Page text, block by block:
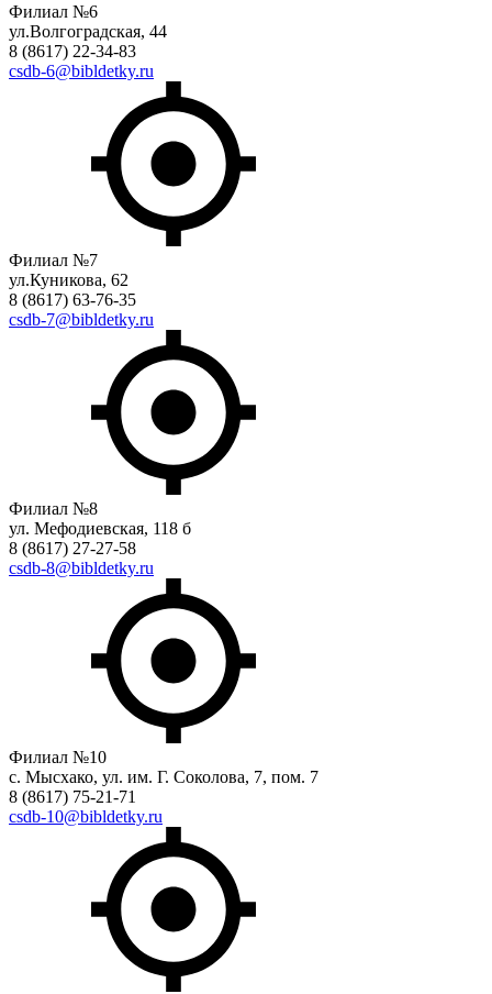
Филиал №6
ул.Волгоградская, 44
8 (8617) 22-34-83
csdb-6@bibldetky.ru
Филиал №7
ул.Куникова, 62
8 (8617) 63-76-35
csdb-7@bibldetky.ru
Филиал №8
ул. Мефодиевская, 118 б
8 (8617) 27-27-58
csdb-8@bibldetky.ru
Филиал №10
с. Мысхако, ул. им. Г. Соколова, 7, пом. 7
8 (8617) 75-21-71
csdb-10@bibldetky.ru